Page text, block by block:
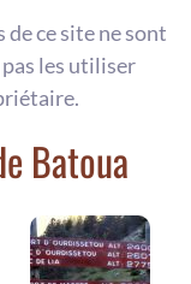
ce site ne sont
les utiliser
Batoua